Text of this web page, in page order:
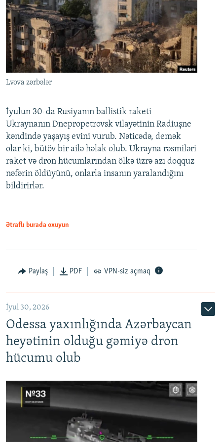
Lvova zərbələr
İyulun 30-da Rusiyanın ballistik raketi
Ukraynanın Dnepropetrovsk vilayətinin Radiuşne
kəndində yaşayış evini vurub. Nəticədə, demək
olar ki, bütöv bir ailə həlak olub. Ukrayna rəsmiləri
raket və dron hücumlarından ölkə üzrə azı doqquz
nəfərin öldüyünü, onlarla insanın yaralandığını
bildirirlər.
Ətraflı burada oxuyun
Paylaş PDF VPN-siz açmaq
İyul 30, 2026
Odessa yaxınlığında Azərbaycan
heyətinin olduğu gəmiyə dron
hücumu olub